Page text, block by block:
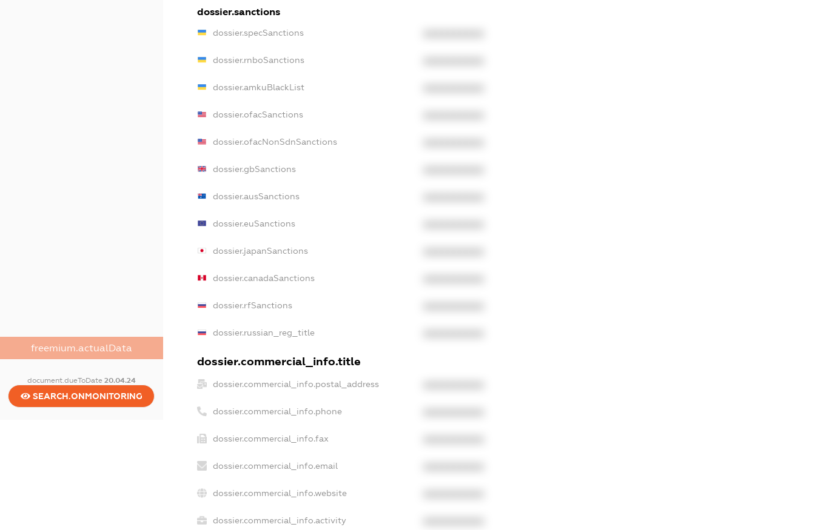
freemium.actualData
document.dueToDate 20.04.24
SEARCH.ONMONITORING
dossier.sanctions
dossier.specSanctions
dossier.rnboSanctions
dossier.amkuBlackList
dossier.ofacSanctions
dossier.ofacNonSdnSanctions
dossier.gbSanctions
dossier.ausSanctions
dossier.euSanctions
dossier.japanSanctions
dossier.canadaSanctions
dossier.rfSanctions
dossier.russian_reg_title
dossier.commercial_info.title
dossier.commercial_info.postal_address
dossier.commercial_info.phone
dossier.commercial_info.fax
dossier.commercial_info.email
dossier.commercial_info.website
dossier.commercial_info.activity